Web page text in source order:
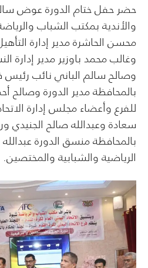
حضر حفل ختام الدورة عوض
والأندية بمكتب الشباب
محسن الحاشرة مدير إدارة
وغالب محمد باوزير مدير إدارة
وصالح سالم الباني نائب رئيس
بالمحافظة مدير الدورة وصالح
للفرع وأعضاء مجلس إدارة
سعادة وعبدالله صالح الجنيدي
بالمحافظة منسق الدورة
الرياضية والشبابية والمختصين.